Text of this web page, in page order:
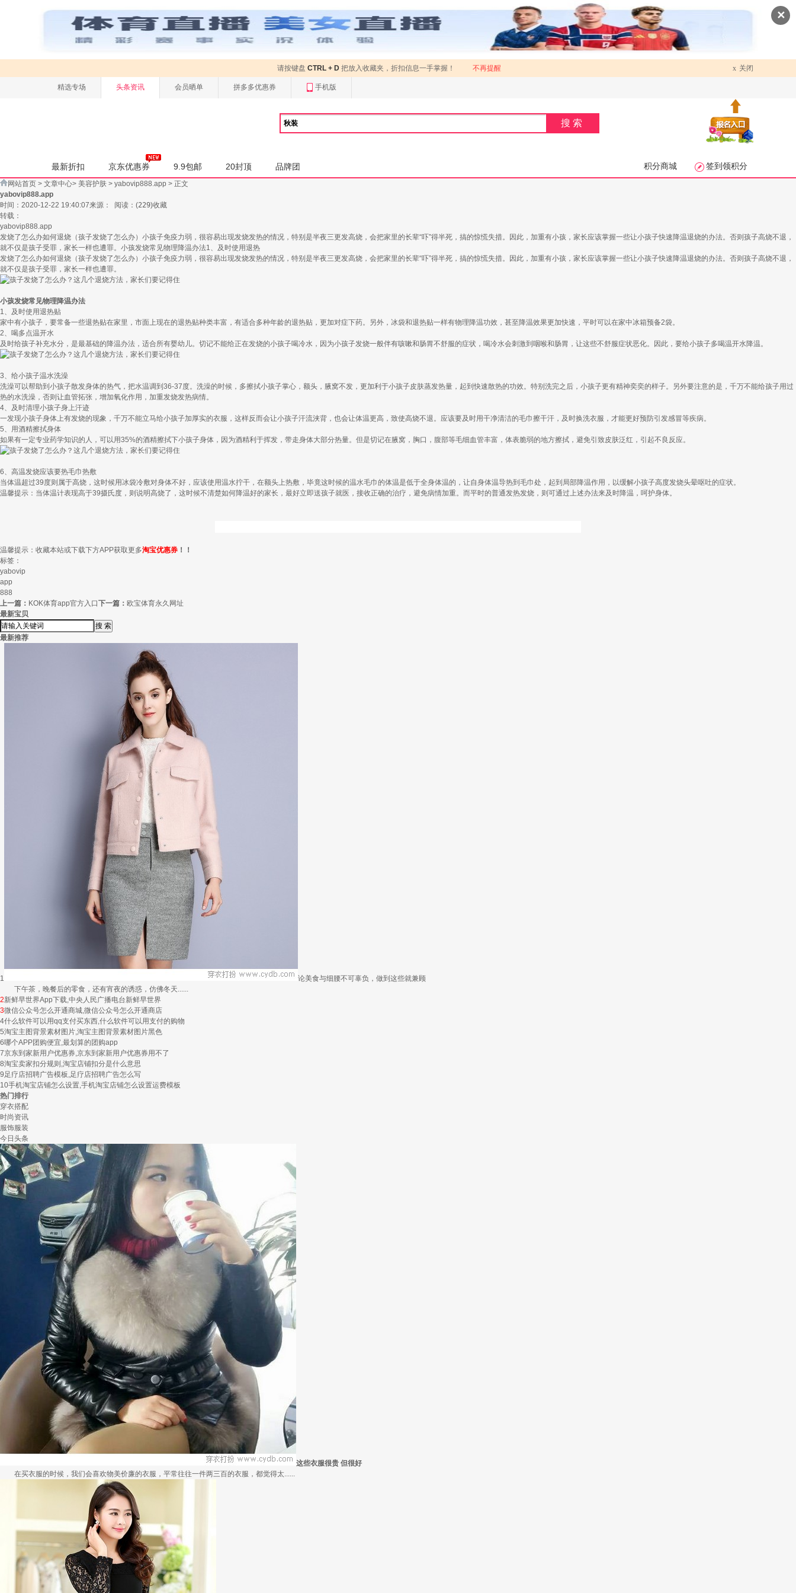
✕
请按键盘 CTRL + D 把放入收藏夹，折扣信息一手掌握！ 不再提醒 x 关闭
精选专场 头条资讯 会员晒单 拼多多优惠券 手机版
搜索
最新折扣 京东优惠券 9.9包邮 20封顶 品牌团 积分商城 签到领积分
网站首页 > 文章中心> 美容护肤 > yabovip888.app > 正文
yabovip888.app
时间：2020-12-22 19:40:07来源： 阅读： (229)收藏
转载：
yabovip888.app
发烧了怎么办如何退烧（孩子发烧了怎么办）小孩子免疫力弱，很容易出现发烧发热的情况，特别是半夜三更发高烧，会把家里的长辈“吓”得半死，搞的惊慌失措。因此，加重有小孩，家长应该掌握一些让小孩子快速降温退烧的办法。否则孩子高烧不退，
就不仅是孩子受罪，家长一样也遭罪。小孩发烧常见物理降温办法1、及时使用退热
发烧了怎么办如何退烧（孩子发烧了怎么办）小孩子免疫力弱，很容易出现发烧发热的情况，特别是半夜三更发高烧，会把家里的长辈“吓”得半死，搞的惊慌失措。因此，加重有小孩，家长应该掌握一些让小孩子快速降温退烧的办法。否则孩子高烧不退，
就不仅是孩子受罪，家长一样也遭罪。
小孩发烧常见物理降温办法
1、及时使用退热贴
家中有小孩子，要常备一些退热贴在家里，市面上现在的退热贴种类丰富，有适合多种年龄的退热贴，更加对症下药。另外，冰袋和退热贴一样有物理降温功效，甚至降温效果更加快速，平时可以在家中冰箱预备2袋。
2、喝多点温开水
及时给孩子补充水分，是最基础的降温办法，适合所有婴幼儿。切记不能给正在发烧的小孩子喝冷水，因为小孩子发烧一般伴有咳嗽和肠胃不舒服的症状，喝冷水会刺激到咽喉和肠胃，让这些不舒服症状恶化。因此，要给小孩子多喝温开水降温。
3、给小孩子温水洗澡
洗澡可以帮助到小孩子散发身体的热气，把水温调到36-37度。洗澡的时候，多擦拭小孩子掌心，额头，腋窝不发，更加利于小孩子皮肤蒸发热量，起到快速散热的功效。特别洗完之后，小孩子更有精神奕奕的样子。另外要注意的是，千万不能给孩子用过
热的水洗澡，否则让血管拓张，增加氧化作用，加重发烧发热病情。
4、及时清理小孩子身上汗迹
一发现小孩子身体上有发烧的现象，千万不能立马给小孩子加厚实的衣服，这样反而会让小孩子汗流浃背，也会让体温更高，致使高烧不退。应该要及时用干净清洁的毛巾擦干汗，及时换洗衣服，才能更好预防引发感冒等疾病。
5、用酒精擦拭身体
如果有一定专业药学知识的人，可以用35%的酒精擦拭下小孩子身体，因为酒精利于挥发，带走身体大部分热量。但是切记在腋窝，胸口，腹部等毛细血管丰富，体表脆弱的地方擦拭，避免引致皮肤泛红，引起不良反应。
6、高温发烧应该要热毛巾热敷
当体温超过39度则属于高烧，这时候用冰袋冷敷对身体不好，应该使用温水拧干，在额头上热敷，毕竟这时候的温水毛巾的体温是低于全身体温的，让自身体温导热到毛巾处，起到局部降温作用，以缓解小孩子高度发烧头晕呕吐的症状。
温馨提示：当体温计表现高于39摄氏度，则说明高烧了，这时候不清楚如何降温好的家长，最好立即送孩子就医，接收正确的治疗，避免病情加重。而平时的普通发热发烧，则可通过上述办法来及时降温，呵护身体。
温馨提示：收藏本站或下载下方APP获取更多淘宝优惠券 ！！
标签：
yabovip
app
888
上一篇： KOK体育app官方入口下一篇： 欧宝体育永久网址
最新宝贝
最新推荐
1
论美食与细腰不可辜负，做到这些就兼顾
下午茶，晚餐后的零食，还有宵夜的诱惑，仿佛冬天......
2新鲜早世界App下载,中央人民广播电台新鲜早世界
3微信公众号怎么开通商城,微信公众号怎么开通商店
4什么软件可以用qq支付买东西,什么软件可以用支付的购物
5淘宝主图背景素材图片,淘宝主图背景素材图片黑色
6哪个APP团购便宜,最划算的团购app
7京东到家新用户优惠券,京东到家新用户优惠券用不了
8淘宝卖家扣分规则,淘宝店铺扣分是什么意思
9足疗店招聘广告模板,足疗店招聘广告怎么写
10手机淘宝店铺怎么设置,手机淘宝店铺怎么设置运费模板
热门排行
穿衣搭配
时尚资讯
服饰服装
今日头条
这些衣服很贵 但很好
在买衣服的时候，我们会喜欢物美价廉的衣服，平常往往一件两三百的衣服，都觉得太......